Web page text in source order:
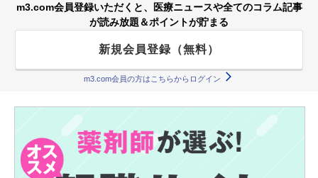
m3.com会員登録いただくと、医療ニュースや全てのコラム記事
が読み放題＆ポイントが貯まる
新規会員登録（無料）
m3.com会員の方はこちらからログイン